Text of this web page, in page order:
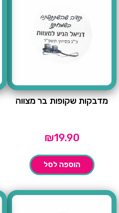
מדבקות שקופות בר מצווה
₪19.90
הוספה לסל